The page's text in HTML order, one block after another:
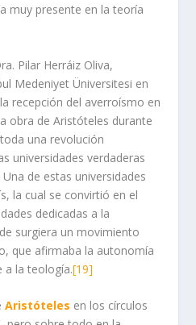
muy presente en la teoría
Pilar Herráiz Oliva,
Medeniyet Üniversitesi en
recepción del averroísmo en
obra de Aristóteles durante
una revolución
universidades verdaderas
de estas universidades
la cual se convirtió en el
dedicadas a la
surgiera un movimiento
que afirmaba la autonomía
a la teología.[19]
Aristóteles en los círculos